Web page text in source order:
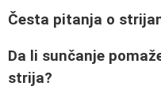
Česta pitanja o
Da li sunčanje
strija?